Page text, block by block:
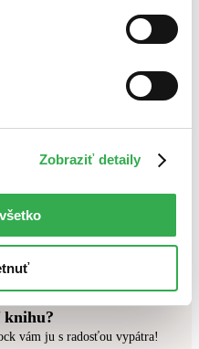
Zobraziť detaily
zadaným podmienkam.
knihu?
vám ju s radosťou vypátra!